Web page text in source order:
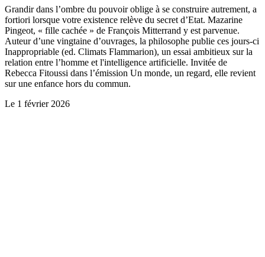
Grandir dans l’ombre du pouvoir oblige à se construire autrement, a
fortiori lorsque votre existence relève du secret d’Etat. Mazarine
Pingeot, « fille cachée » de François Mitterrand y est parvenue.
Auteur d’une vingtaine d’ouvrages, la philosophe publie ces jours-ci
Inappropriable (ed. Climats Flammarion), un essai ambitieux sur la
relation entre l’homme et l'intelligence artificielle. Invitée de
Rebecca Fitoussi dans l’émission Un monde, un regard, elle revient
sur une enfance hors du commun.
Le 1 février 2026